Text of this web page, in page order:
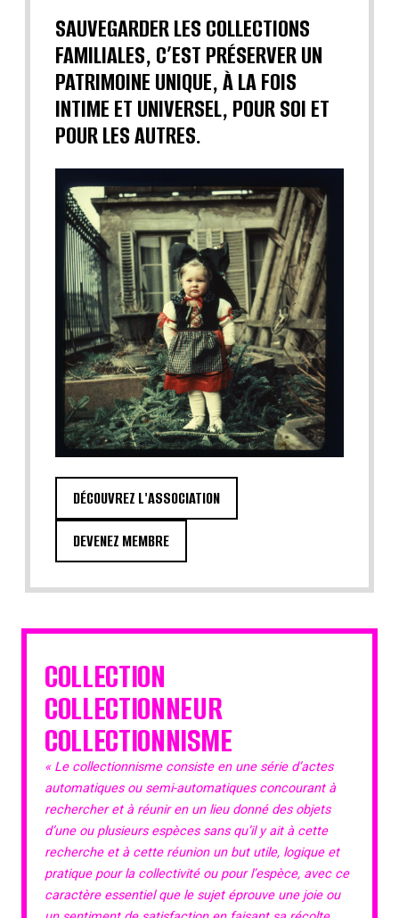
SAUVEGARDER LES COLLECTIONS
FAMILIALES, C’EST PRÉSERVER UN
PATRIMOINE UNIQUE, À LA FOIS
INTIME ET UNIVERSEL, POUR SOI ET
POUR LES AUTRES.
DÉCOUVREZ L'ASSOCIATION
DEVENEZ MEMBRE
COLLECTION
COLLECTIONNEUR
COLLECTIONNISME
« Le collectionnisme consiste en une série d’actes
automatiques ou semi-automatiques concourant à
rechercher et à réunir en un lieu donné des objets
d’une ou plusieurs espèces sans qu’il y ait à cette
recherche et à cette réunion un but utile, logique et
pratique pour la collectivité ou pour l’espèce, avec ce
caractère essentiel que le sujet éprouve une joie ou